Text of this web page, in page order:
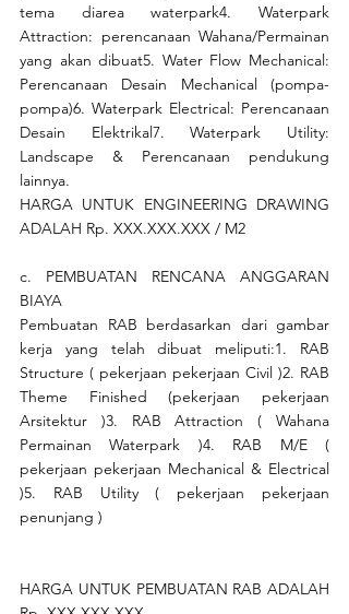
tema diarea waterpark4. Waterpark
Attraction: perencanaan Wahana/Permainan
yang akan dibuat5. Water Flow Mechanical:
Perencanaan Desain Mechanical (pompa-
pompa)6. Waterpark Electrical: Perencanaan
Desain Elektrikal7. Waterpark Utility:
Landscape & Perencanaan pendukung
lainnya.
HARGA UNTUK ENGINEERING DRAWING
ADALAH Rp. XXX.XXX.XXX / M2
c. PEMBUATAN RENCANA ANGGARAN
BIAYA
Pembuatan RAB berdasarkan dari gambar
kerja yang telah dibuat meliputi:1. RAB
Structure ( pekerjaan pekerjaan Civil )2. RAB
Theme Finished (pekerjaan pekerjaan
Arsitektur )3. RAB Attraction ( Wahana
Permainan Waterpark )4. RAB M/E (
pekerjaan pekerjaan Mechanical & Electrical
)5. RAB Utility ( pekerjaan pekerjaan
penunjang )
HARGA UNTUK PEMBUATAN RAB ADALAH